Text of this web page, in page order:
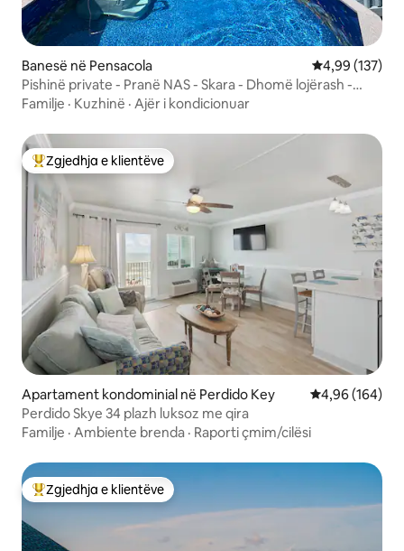
Banesë në Pensacola Vlerësimi
4,99 (137)
Pishinë private - Pranë NAS - Skara - Dhomë lojërash -
Ambient familjar
Familje · Kuzhinë · Ajër i kondicionuar
Më të mirat e zgjedhjeve të klientëve
Zgjedhja e klientëve
Apartament kondominial në Perdido Key Vlerësimi
4,96 (164)
Perdido Skye 34 plazh luksoz me qira
Familje · Ambiente brenda · Raporti çmim/cilësi
Më të mirat e zgjedhjeve të klientëve
Zgjedhja e klientëve